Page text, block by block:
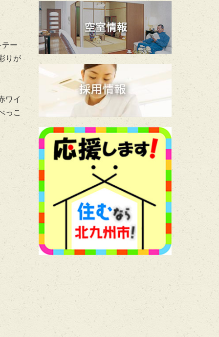
ー
りが
ワイ
っこ